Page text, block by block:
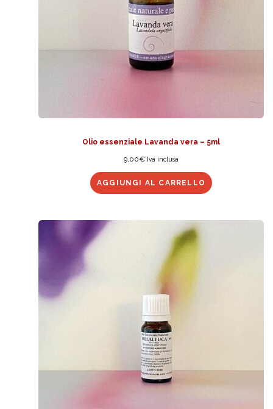
Olio essenziale Lavanda vera – 5ml
9,00€ Iva inclusa
AGGIUNGI AL CARRELLO